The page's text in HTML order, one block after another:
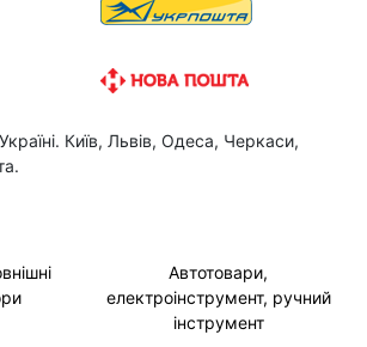
Київ, Львів, Одеса, Черкаси,
Автотовари,
електроінструмент, ручний
інструмент